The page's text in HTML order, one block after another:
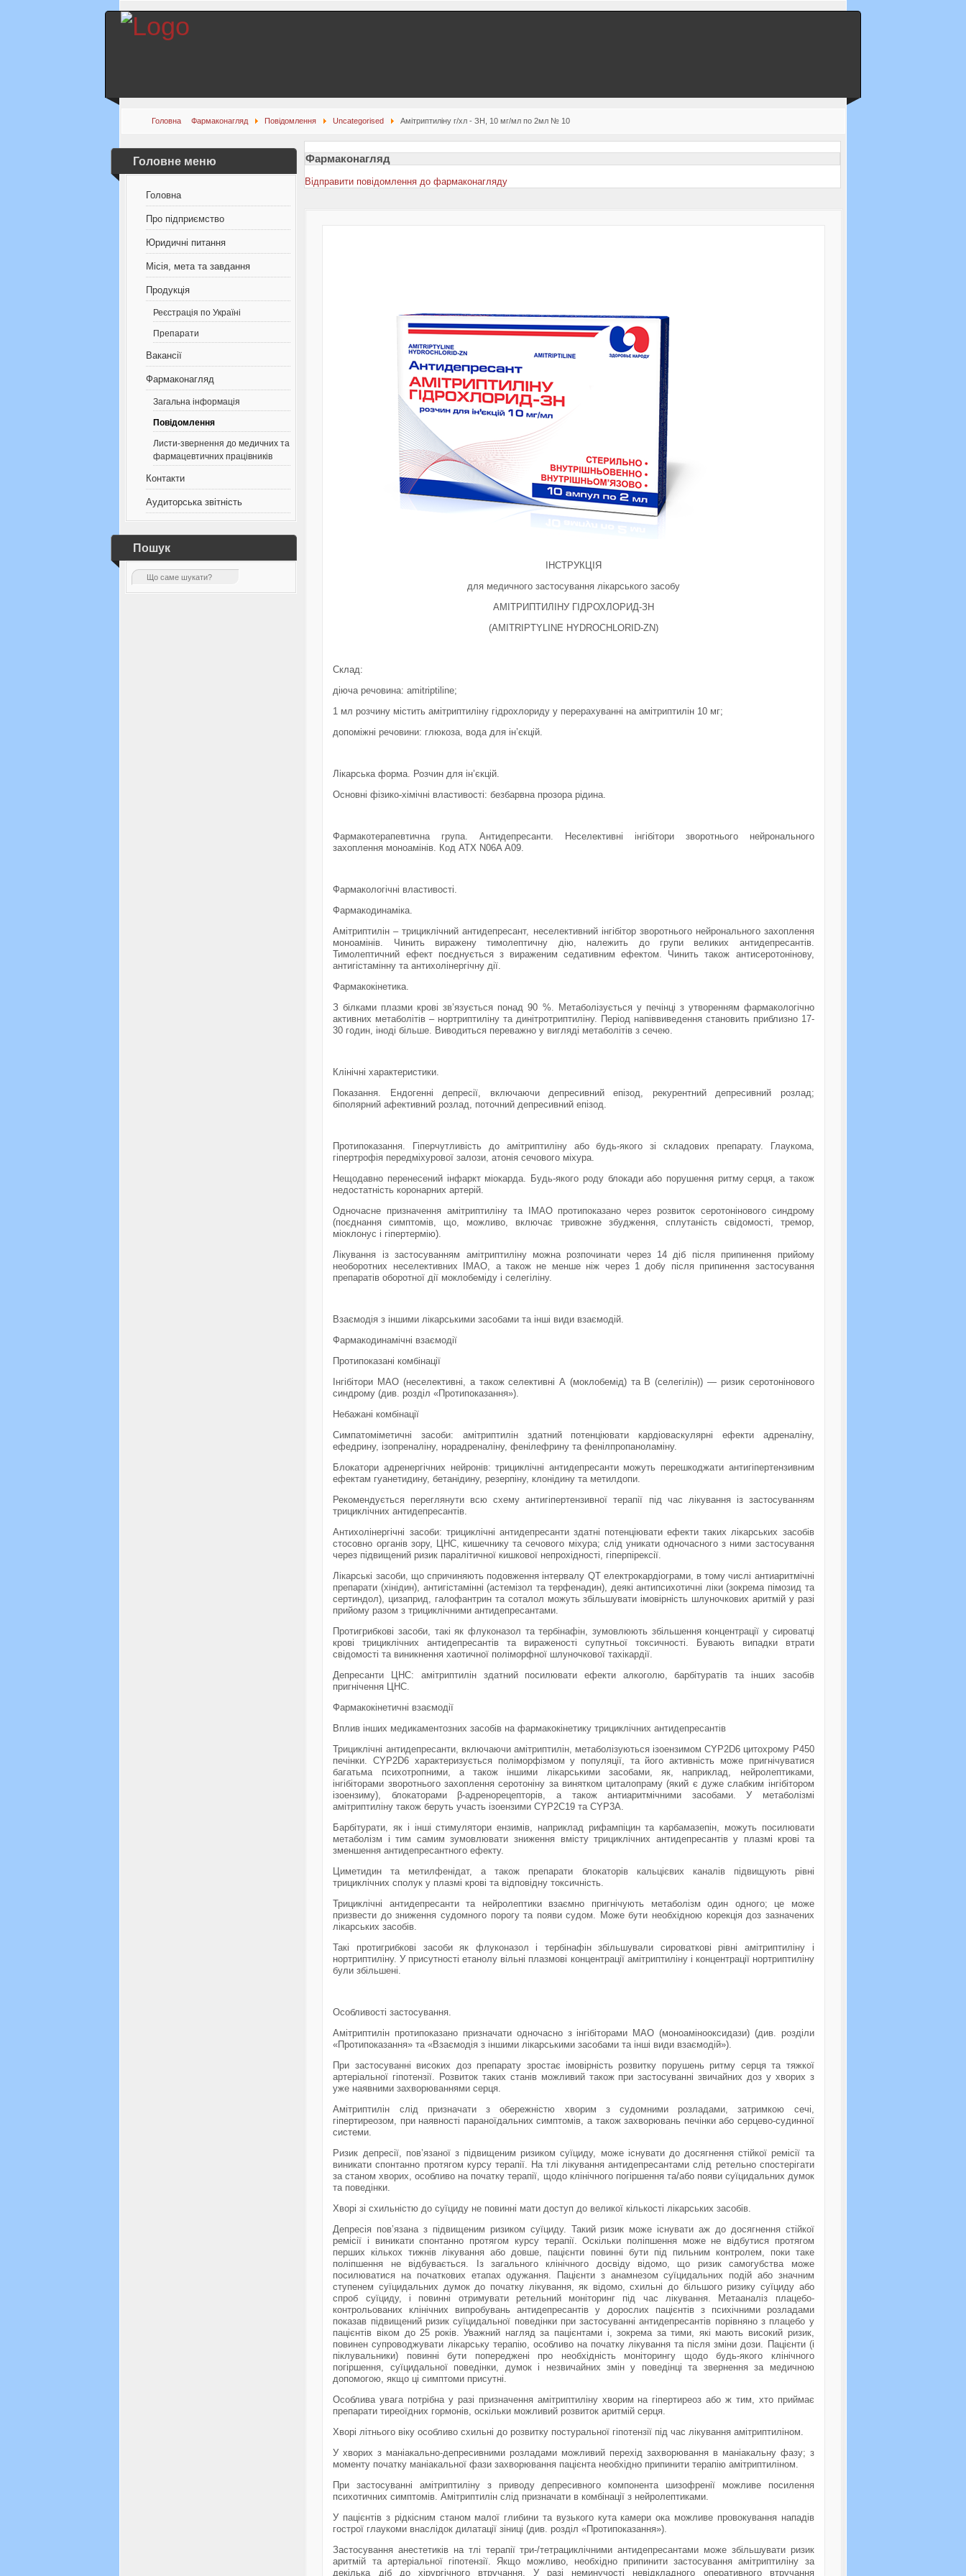
Головна Фармаконагляд Повідомлення Uncategorised Амітриптиліну г/хл - ЗН, 10 мг/мл по 2мл № 10
Головне меню
Головна
Про підприємство
Юридичні питання
Місія, мета та завдання
Продукція
Реєстрація по Україні
Препарати
Вакансії
Фармаконагляд
Загальна інформація
Повідомлення
Листи-звернення до медичних та
фармацевтичних працівників
Контакти
Аудиторська звітність
Пошук
Фармаконагляд
Відправити повідомлення до фармаконагляду
ІНСТРУКЦІЯ
для медичного застосування лікарського засобу
АМІТРИПТИЛІНУ ГІДРОХЛОРИД-ЗН
(AMITRIPTYLINE HYDROCHLORID-ZN)
Склад:
діюча речовина: amitriptiline;
1 мл розчину містить амітриптиліну гідрохлориду у перерахуванні на амітриптилін 10 мг;
допоміжні речовини: глюкоза, вода для ін’єкцій.
Лікарська форма. Розчин для ін’єкцій.
Основні фізико-хімічні властивості: безбарвна прозора рідина.
Фармакотерапевтична група. Антидепресанти. Неселективнi iнгiбiтори зворотнього нейронального
захоплення моноамiнiв. Код АТХ N06A А09.
Фармакологічні властивості.
Фармакодинаміка.
Амітриптилін – трициклічний антидепресант, неселективний інгібітор зворотнього нейронального захоплення
моноамінів. Чинить виражену тимолептичну дію, належить до групи великих антидепресантів.
Тимолептичний ефект поєднується з вираженим седативним ефектом. Чинить також антисеротонінову,
антигістамінну та антихолінергічну дії.
Фармакокінетика.
З білками плазми крові зв’язується понад 90 %. Метаболізується у печінці з утворенням фармакологічно
активних метаболітів – нортриптиліну та динітротриптиліну. Період напіввиведення становить приблизно 17-
30 годин, іноді більше. Виводиться переважно у вигляді метаболітів з сечею.
Клінічні характеристики.
Показання. Ендогенні депресії, включаючи депресивний епізод, рекурентний депресивний розлад;
біполярний афективний розлад, поточний депресивний епізод.
Протипоказання. Гiперчутливість до амітриптиліну або будь-якого зi складових препарату. Глаукома,
гіпертрофія передміхурової залози, атонія сечового міхура.
Нещодавно перенесений iнфаркт мiокарда. Будь-якого роду блокади або порушення ритму серця, а також
недостатнiсть коронарних артерiй.
Одночасне призначення амітриптиліну та ІМАО протипоказано через розвиток серотонінового синдрому
(поєднання симптомів, що, можливо, включає тривожне збудження, сплутаність свідомості, тремор,
міоклонус і гіпертермію).
Лікування із застосуванням амітриптиліну можна розпочинати через 14 діб після припинення прийому
необоротних неселективних ІМАО, а також не менше ніж через 1 добу після припинення застосування
препаратів оборотної дії моклобеміду і селегіліну.
Взаємодія з іншими лікарськими засобами та інші види взаємодій.
Фармакодинамiчнi взаємодії
Протипоказанi комбiнацiї
Iнгiбiтори МАО (неселективнi, а також селективнi А (моклобемiд) та В (селегiлiн)) — ризик серотонiнового
синдрому (див. роздiл «Протипоказання»).
Небажанi комбiнацiї
Симпатомiметичнi засоби: амiтриптилiн здатний потенцiювати кардiоваскулярнi ефекти адреналiну,
ефедрину, iзопреналiну, норадреналiну, фенiлефрину та фенiлпропаноламiну.
Блокатори адренергiчних нейронiв: трициклiчнi антидепресанти можуть перешкоджати антигiпертензивним
ефектам гуанетидину, бетанiдину, резерпiну, клонiдину та метилдопи.
Рекомендується переглянути всю схему антигiпертензивної терапiї пiд час лiкування iз застосуванням
трициклiчних антидепресантiв.
Антихолiнергiчнi засоби: трициклiчнi антидепресанти здатнi потенцiювати ефекти таких лiкарських засобiв
стосовно органiв зору, ЦНС, кишечнику та сечового мiхура; слiд уникати одночасного з ними застосування
через пiдвищений ризик паралiтичної кишкової непрохiдностi, гiперпiрексії.
Лiкарськi засоби, що спричиняють подовження iнтервалу QT електрокардiограми, в тому числi антиаритмiчнi
препарати (хiнiдин), антигiстамiннi (астемiзол та терфенадин), деякi антипсихотичнi лiки (зокрема пiмозид та
сертиндол), цизаприд, галофантрин та соталол можуть збiльшувати імовiрнiсть шлуночкових аритмiй у разi
прийому разом з трициклiчними антидепресантами.
Протигрибковi засоби, такi як флуконазол та тербiнафiн, зумовлюють збiльшення концентрації у сироватцi
кровi трициклiчних антидепресантiв та вираженостi супутньої токсичностi. Бувають випадки втрати
свiдомостi та виникнення хаотичної полiморфної шлуночкової тахiкардії.
Депресанти ЦНС: амiтриптилiн здатний посилювати ефекти алкоголю, барбiтуратiв та iнших засобiв
пригнічення ЦНС.
Фармакокiнетичнi взаємодії
Вплив iнших медикаментозних засобiв на фармакокiнетику трициклiчних антидепресантiв
Трициклiчнi антидепресанти, включаючи амiтриптилiн, метаболізуються iзоензимом CYP2D6 цитохрому Р450
печiнки. CYP2D6 характеризується полiморфiзмом у популяцiї, та його активнiсть може пригнiчуватися
багатьма психотропними, а також iншими лiкарськими засобами, як, наприклад, нейролептиками,
iнгiбiторами зворотнього захоплення серотонiну за винятком циталопраму (який є дуже слабким iнгiбiтором
iзоензиму), блокаторами β-адренорецепторiв, а також антиаритмiчними засобами. У метаболiзмi
амiтриптилiну також беруть участь iзоензими CYP2C19 та CYP3A.
Барбiтурати, як i iншi стимулятори ензимiв, наприклад рифампiцин та карбамазепiн, можуть посилювати
метаболiзм і тим самим зумовлювати зниження вмiсту трициклiчних антидепресантiв у плазмi кровi та
зменшення антидепресантного ефекту.
Циметидин та метилфенiдат, а також препарати блокаторiв кальцієвих каналiв пiдвищують рiвнi
трициклiчних сполук у плазмi крові та вiдповiдну токсичнiсть.
Трициклiчнi антидепресанти та нейролептики взаємно пригнічують метаболiзм один одного; це може
призвести до зниження судомного порогу та появи судом. Може бути необхiдною корекцiя доз зазначених
лiкарських засобiв.
Такі протигрибкові засоби як флуконазол і тербінафін збільшували сироваткові рівні амітриптиліну і
нортриптиліну. У присутності етанолу вільні плазмові концентрації амітриптиліну і концентрації нортриптиліну
були збільшені.
Особливості застосування.
Амiтриптилiн протипоказано призначати одночасно з інгібіторами МАО (моноамінооксидази) (див. розділи
«Протипоказання» та «Взаємодiя з іншими лікарськими засобами та iншi види взаємодій»).
При застосуванні високих доз препарату зростає iмовiрнiсть розвитку порушень ритму серця та тяжкої
артеріальної гiпотензiї. Розвиток таких станів можливий також при застосуванні звичайних доз у хворих з
уже наявними захворюваннями серця.
Амiтриптилiн слід призначати з обережністю хворим з судомними розладами, затримкою сечі,
гiпертиреозом, при наявності параноїдальних симптомів, а також захворювань печінки або серцево-судинної
системи.
Ризик депресії, пов’язаної з пiдвищеним ризиком суїциду, може iснувати до досягнення стiйкої ремiсiї та
виникати спонтанно протягом курсу терапiї. На тлi лiкування антидепресантами слiд ретельно спостерiгати
за станом хворих, особливо на початку терапiї, щодо клiнiчного погiршення та/або появи суїцидальних думок
та поведiнки.
Хворі зі схильністю до суїциду не повинні мати доступ до великої кiлькостi лікарських засобів.
Депресія пов’язана з підвищеним ризиком суїциду. Такий ризик може існувати аж до досягнення стійкої
ремісії і виникати спонтанно протягом курсу терапії. Оскільки поліпшення може не відбутися протягом
перших кількох тижнів лікування або довше, пацієнти повинні бути під пильним контролем, поки таке
поліпшення не відбувається. Із загального клінічного досвіду відомо, що ризик самогубства може
посилюватися на початкових етапах одужання. Пацієнти з анамнезом суїцидальних подій або значним
ступенем суїцидальних думок до початку лікування, як відомо, схильні до більшого ризику суїциду або
спроб суїциду, і повинні отримувати ретельний моніторинг під час лікування. Метааналіз плацебо-
контрольованих клінічних випробувань антидепресантів у дорослих пацієнтів з психічними розладами
показав підвищений ризик суїцидальної поведінки при застосуванні антидепресантів порівняно з плацебо у
пацієнтів віком до 25 років. Уважний нагляд за пацієнтами і, зокрема за тими, які мають високий ризик,
повинен супроводжувати лікарську терапію, особливо на початку лікування та після зміни дози. Пацієнти (і
піклувальники) повинні бути попереджені про необхідність моніторингу щодо будь-якого клінічного
погіршення, суїцидальної поведінки, думок і незвичайних змін у поведінці та звернення за медичною
допомогою, якщо ці симптоми присутні.
Особлива увага потрібна у разі призначення амiтриптилiну хворим на гiпертиреоз або ж тим, хто приймає
препарати тиреоїдних гормонiв, оскільки можливий розвиток аритмій серця.
Хворі літнього віку особливо схильні до розвитку постуральної гiпотензiї пiд час лікування амiтриптилiном.
У хворих з манiакально-депресивними розладами можливий перехід захворювання в маніакальну фазу; з
моменту початку маніакальної фази захворювання пацієнта необхідно припинити терапію амiтриптилiном.
При застосуванні амiтриптилiну з приводу депресивного компонента шизофренiї можливе посилення
психотичних симптомів. Амiтриптилiн слід призначати в комбінації з нейролептиками.
У пацієнтів з рідкісним станом малої глибини та вузького кута камери ока можливе провокування нападів
гострої глаукоми внаслідок дилатації зіницi (див. роздiл «Протипоказання»).
Застосування анестетикiв на тлі терапії три-/тетрациклiчними антидепресантами може збільшувати ризик
аритмій та артеріальної гiпотензiї. Якщо можливо, необхідно припинити застосування амiтриптилiну за
декілька діб до хірургічного втручання. У разi неминучості невідкладного оперативного втручання